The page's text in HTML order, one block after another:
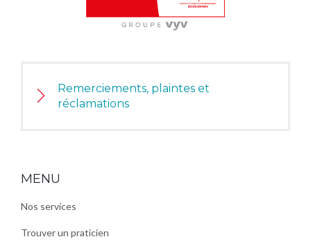
Remerciements, plaintes et
réclamations
MENU
Nos services
Trouver un praticien